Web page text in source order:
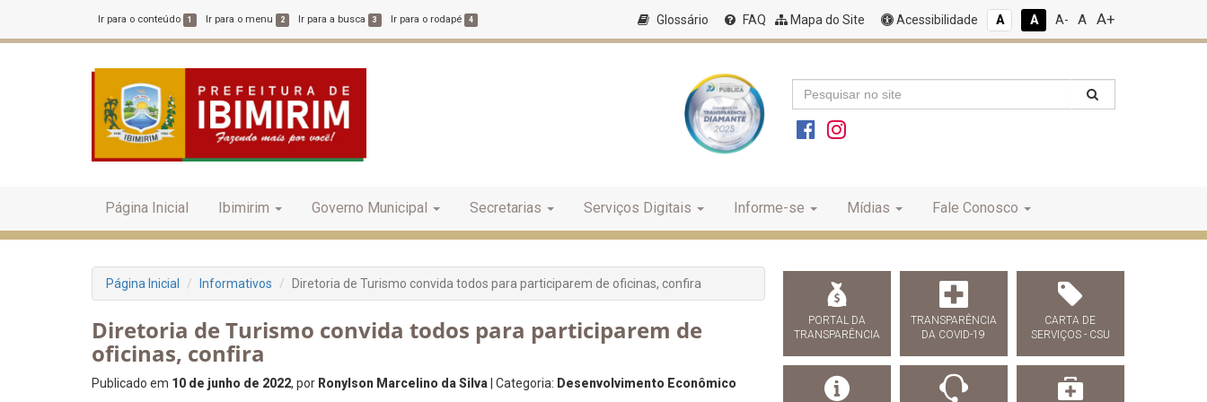
Ir para o conteúdo 1 Ir para o menu 2 Ir para a busca 3 Ir para o rodapé 4 Glossário FAQ Mapa do Site Acessibilidade A A A- A A+
Página Inicial Ibimirim Governo Municipal Secretarias Serviços Digitais Informe-se Mídias Fale Conosco
Página Inicial Informativos Diretoria de Turismo convida todos para participarem de oficinas, confira
Diretoria de Turismo convida todos para participarem de
oficinas, confira
Publicado em 10 de junho de 2022, por Ronylson Marcelino da Silva | Categoria: Desenvolvimento Econômico
PORTAL DA
TRANSPARÊNCIA
TRANSPARÊNCIA
DA COVID-19
CARTA DE
SERVIÇOS - CSU